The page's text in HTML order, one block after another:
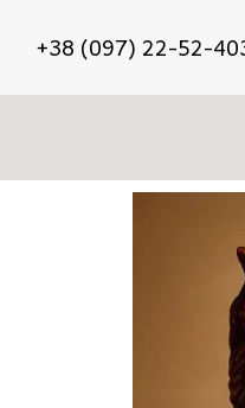
+38 (097) 22-52-